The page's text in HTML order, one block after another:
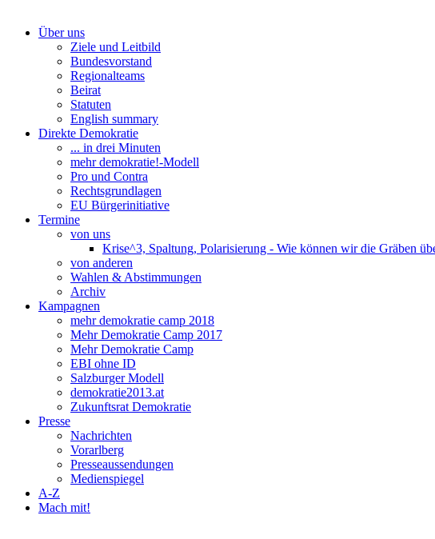
Über uns
Ziele und Leitbild
Bundesvorstand
Regionalteams
Beirat
Statuten
English summary
Direkte Demokratie
... in drei Minuten
mehr demokratie!-Modell
Pro und Contra
Rechtsgrundlagen
EU Bürgerinitiative
Termine
von uns
Krise^3, Spaltung, Polarisierung - Wie können wir die Gräben
von anderen
Wahlen & Abstimmungen
Archiv
Kampagnen
mehr demokratie camp 2018
Mehr Demokratie Camp 2017
Mehr Demokratie Camp
EBI ohne ID
Salzburger Modell
demokratie2013.at
Zukunftsrat Demokratie
Presse
Nachrichten
Vorarlberg
Presseaussendungen
Medienspiegel
A-Z
Mach mit!